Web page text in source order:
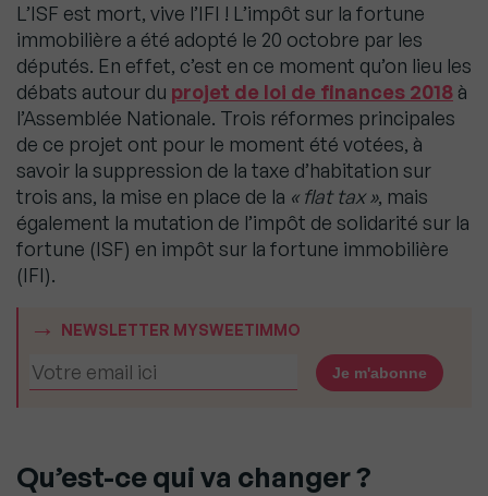
L’ISF est mort, vive l’IFI ! L’impôt sur la fortune
immobilière a été adopté le 20 octobre par les
députés. En effet, c’est en ce moment qu’on lieu les
débats autour du projet de loi de finances 2018 à
l’Assemblée Nationale. Trois réformes principales
de ce projet ont pour le moment été votées, à
savoir la suppression de la taxe d’habitation sur
trois ans, la mise en place de la « flat tax », mais
également la mutation de l’impôt de solidarité sur la
fortune (ISF) en impôt sur la fortune immobilière
(IFI).
NEWSLETTER MYSWEETIMMO
Qu’est-ce qui va changer ?